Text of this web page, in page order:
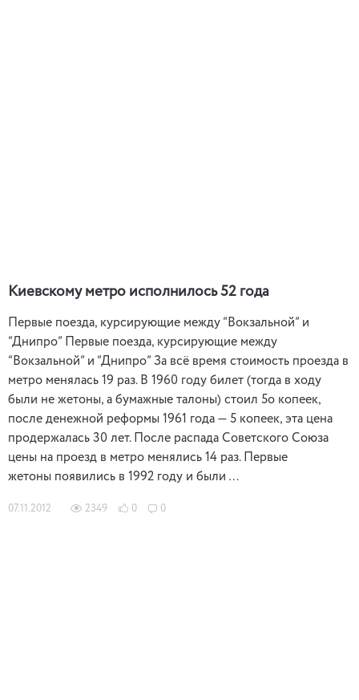
Киевскому метро исполнилось 52 года
Первые поезда, курсирующие между “Вокзальной” и
“Днипро” Первые поезда, курсирующие между
“Вокзальной” и “Днипро” За всё время стоимость проезда в
метро менялась 19 раз. В 1960 году билет (тогда в ходу
были не жетоны, а бумажные талоны) стоил 5о копеек,
после денежной реформы 1961 года — 5 копеек, эта цена
продержалась 30 лет. После распада Советского Союза
цены на проезд в метро менялись 14 раз. Первые
жетоны появились в 1992 году и были …
07.11.2012 2349 0 0